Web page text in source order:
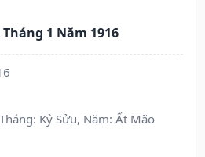
1 Năm 1916
Kỷ Sửu, Năm: Ất Mão